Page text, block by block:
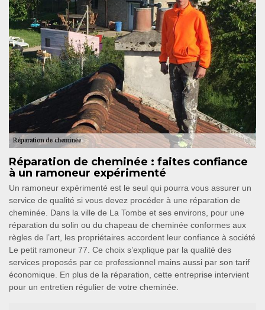
Réparation de cheminée : faites confiance
à un ramoneur expérimenté
Un ramoneur expérimenté est le seul qui pourra vous assurer un
service de qualité si vous devez procéder à une réparation de
cheminée. Dans la ville de La Tombe et ses environs, pour une
réparation du solin ou du chapeau de cheminée conformes aux
règles de l’art, les propriétaires accordent leur confiance à société
Le petit ramoneur 77. Ce choix s’explique par la qualité des
services proposés par ce professionnel mains aussi par son tarif
économique. En plus de la réparation, cette entreprise intervient
pour un entretien régulier de votre cheminée.